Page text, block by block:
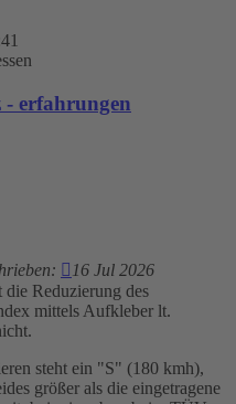
erfahrungen
16 Jul 2026
Reduzierung des
mittels Aufkleber lt.
steht ein "S" (180 kmh),
größer als die eingetragene